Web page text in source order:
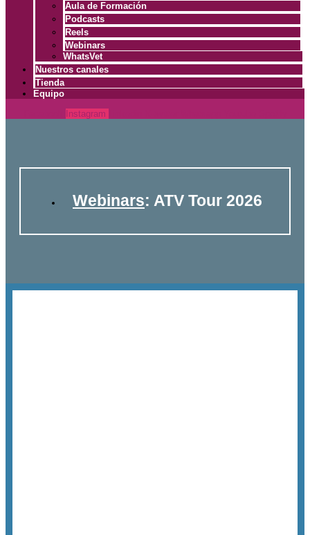
Aula de Formación
Podcasts
Reels
Webinars
WhatsVet
Nuestros canales
Tienda
Equipo
Instagram
Webinars: ATV Tour 2026